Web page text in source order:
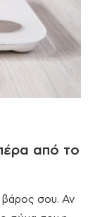
από το
βάρος σου. Αν